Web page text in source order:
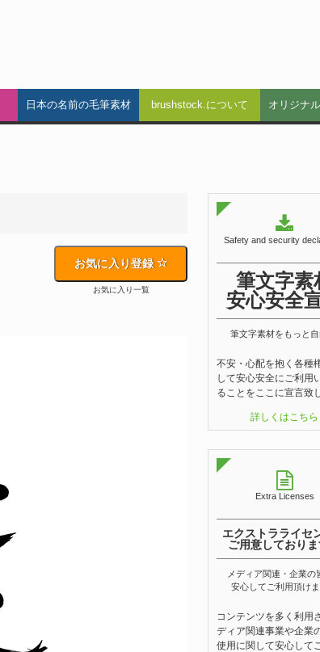
日本の名前の毛筆素材 brushstock.について オリジナ
お気に入り登録
お気に入り一覧
Safety and security
筆文字素
安心安全
筆文字素材をもっと
不安・心配を抱く各種
して安心安全にご利用
ることをここに宣言致
詳しくはこちら
Extra Licenses
エクストラライセ
ご用意しており
メディア関連・企業の
安心してご利用頂け
コンテンツを多く利用
ディア関連事業や企業
使用に関して安心して